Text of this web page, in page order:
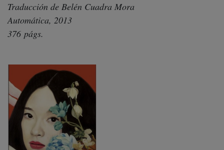
Traducción de Belén Cuadra Mora
Automática, 2013
376 págs.